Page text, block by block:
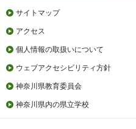
サイトマップ
アクセス
個人情報の取扱いについて
ウェブアクセシビリティ方針
神奈川県教育委員会
神奈川県内の県立学校